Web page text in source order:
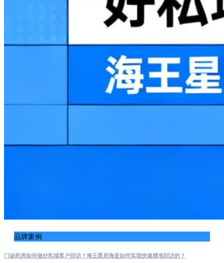
品牌案例
门诊药房如何做好私域客户回访？海王星辰海是如何实现快速精准回访的？